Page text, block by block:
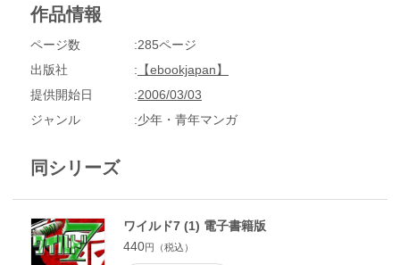
いったが、一味は証拠のバイクを隠滅するためにガソリンスタ
作品情報
ページ数
285ページ
出版社
【ebookjapan】
提供開始日
2006/03/03
ジャンル
少年・青年マンガ
同シリーズ
ワイルド7 (1) 電子書籍版
440円（税込）